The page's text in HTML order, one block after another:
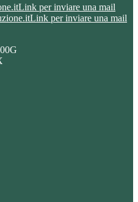
Link per inviare una mail
Link per inviare una mail